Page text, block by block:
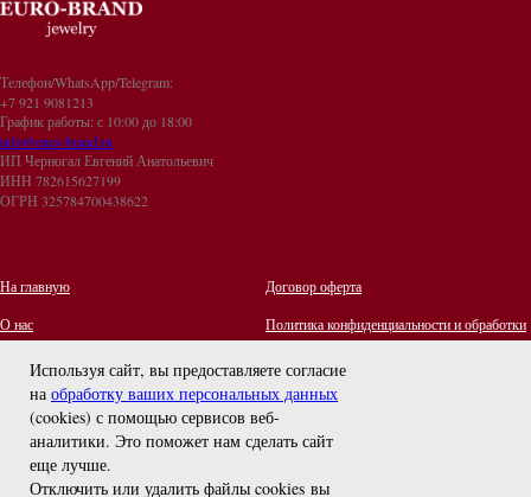
задайте вопрос
Используя сайт, вы предоставляете согласие
на обработку ваших персональных данных
(cookies) с помощью сервисов веб-
аналитики. Это поможет нам сделать сайт
еще лучше.
Отключить или удалить файлы cookies вы
Телефон/WhatsApp/Telegram:
+7 921 9081213
График работы: с 10:00 до 18:00
info@euro-brand.ru
ИП Черногал Евгений Анатольевич
ИНН 782615627199
ОГРН 325784700438622
На главную
О нас
Контакты
Отзывы
Договор оферта
Политика конфиденциальности и обработки
персональных данных
Оплата и Доставка